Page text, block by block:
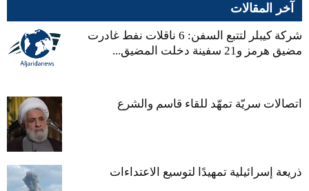
آخر المقالات
شركة كيبلر لتتبع السفن: 6 ناقلات نفط غادرت
مضيق هرمز و21 سفينة دخلت المضيق...
اتصالات سريّة تمهّد للقاء قاسم والشرع
ذريعة إسرائيلية تمهيدًا لتوسيع الاعتداءات